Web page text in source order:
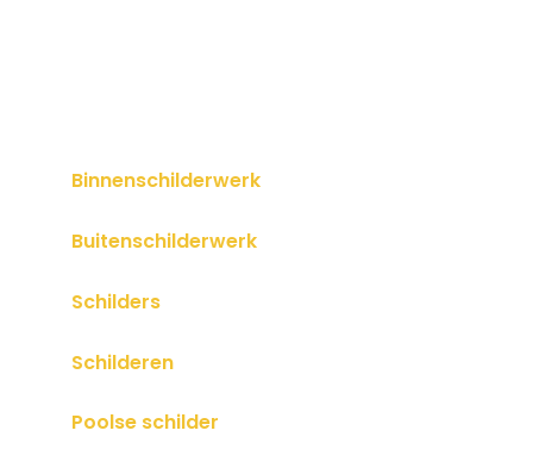
Binnenschilderwerk
Buitenschilderwerk
Schilders
Schilderen
Poolse schilder